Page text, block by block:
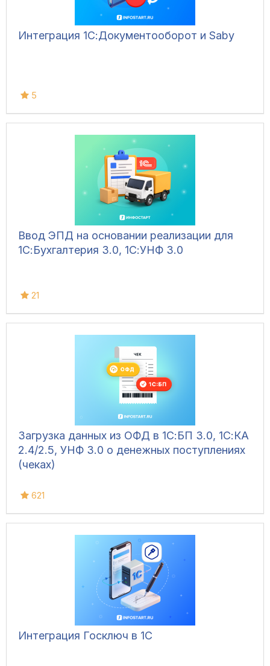
Интеграция 1С:Документооборот и Saby
5
Ввод ЭПД на основании реализации для
1С:Бухгалтерия 3.0, 1С:УНФ 3.0
21
Загрузка данных из ОФД в 1С:БП 3.0, 1С:КА
2.4/2.5, УНФ 3.0 о денежных поступлениях
(чеках)
621
Интеграция Госключ в 1С